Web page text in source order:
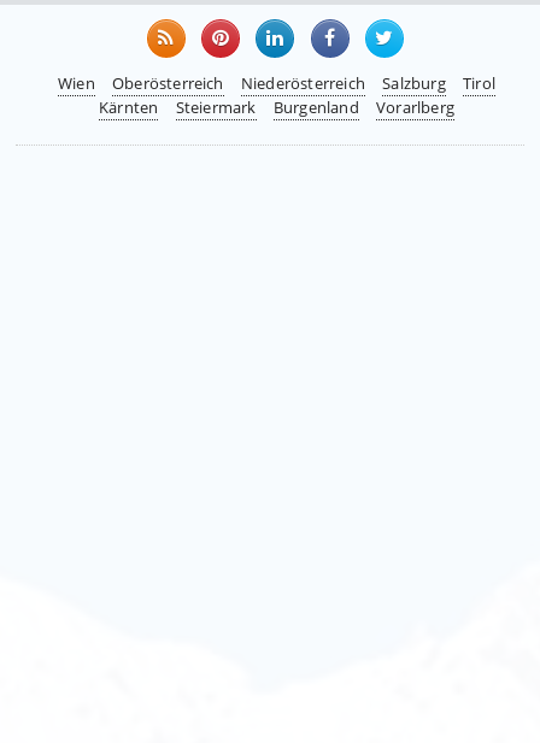
Wien Oberösterreich Niederösterreich Salzburg
Tirol
Kärnten
Steiermark Burgenland Vorarlberg